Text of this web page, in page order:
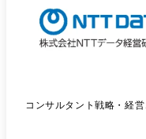
コンサルタント戦略・経